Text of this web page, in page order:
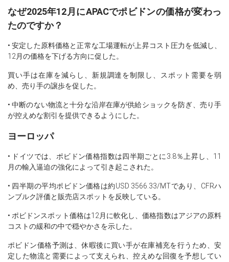
なぜ2025年12月にAPACでポビドンの価格が変わっ
たのですか？
• 安定した原料価格と正常な工場運転が上昇コスト圧力を低減し、
12月の価格を下げる方向に促した。
買い手は在庫を減らし、新規調達を制限し、スポット需要を弱
め、売り手の譲歩を促した。
• 中断のない物流と十分な沿岸在庫が供給ショックを防ぎ、売り手
が控えめな割引を提供できるようにした。
ヨーロッパ
• ドイツでは、ポビドン価格指数は四半期ごとに3.8％上昇し、11
月の輸入逼迫の強化によって引き起こされた。
• 四半期の平均ポビドン価格は約USD 3566.33/MTであり、CFRハ
ンブルク評価と販売店スポットを反映している。
• ポビドンスポット価格は12月に軟化し、価格指数はアジアの原料
コストの緩和の中で穏やかさを示した。
ポビドン価格予測は、休暇後に買い手が在庫補充を行うため、安
定した物流と需要によって支えられ、控えめな回復を予想してい